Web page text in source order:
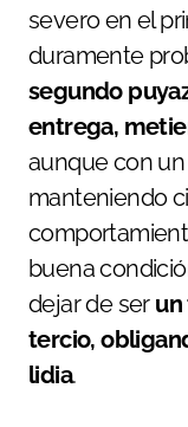
severo en el
duramente
segundo
entrega,
aunque con
manteniendo
buena
dejar de ser
tercio,
lidia.